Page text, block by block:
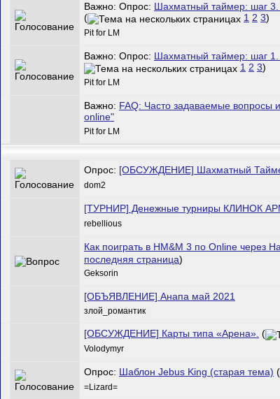
Важно: Опрос: Шахматный таймер: шаг
(
1 2 3)
Pit for LM
Важно: Опрос: Шахматный таймер: шаг 1.
1 2 3)
Pit for LM
Важно: FAQ: Часто задаваемые вопросы
online"
Pit for LM
Опрос: [ОБСУЖДЕНИЕ] Шахматный
dom2
[ТУРНИР] Денежные турниры КЛИНОК
rebellious
Как поиграть в HM&M 3 по Online через
последняя страница)
Geksorin
[ОБЪЯВЛЕНИЕ] Анапа май 2021
злой_романтик
[ОБСУЖДЕНИЕ] Карты типа «Арена». (
Volodymyr
Опрос: Шаблон Jebus King (старая тема) (
=Lizard=